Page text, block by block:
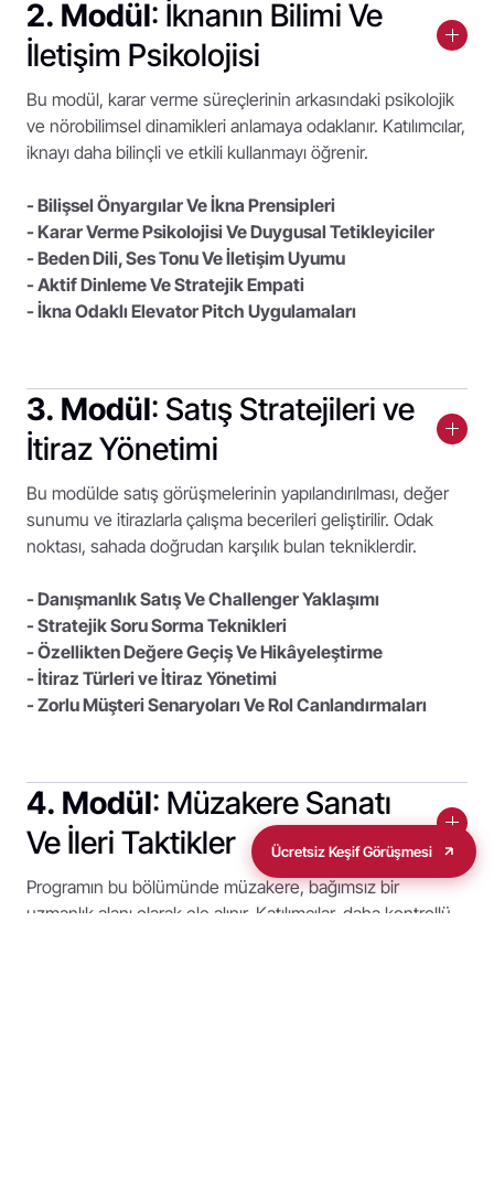
2. Modül: İknanın Bilimi Ve
İletişim Psikolojisi
Bu modül, karar verme süreçlerinin arkasındaki psikolojik
ve nörobilimsel dinamikleri anlamaya odaklanır. Katılımcılar,
iknayı daha bilinçli ve etkili kullanmayı öğrenir.
- Bilişsel Önyargılar Ve İkna Prensipleri
- Karar Verme Psikolojisi Ve Duygusal Tetikleyiciler
- Beden Dili, Ses Tonu Ve İletişim Uyumu
- Aktif Dinleme Ve Stratejik Empati
- İkna Odaklı Elevator Pitch Uygulamaları
3. Modül: Satış Stratejileri ve
İtiraz Yönetimi
Bu modülde satış görüşmelerinin yapılandırılması, değer
sunumu ve itirazlarla çalışma becerileri geliştirilir. Odak
noktası, sahada doğrudan karşılık bulan tekniklerdir.
- Danışmanlık Satış Ve Challenger Yaklaşımı
- Stratejik Soru Sorma Teknikleri
- Özellikten Değere Geçiş Ve Hikâyeleştirme
- İtiraz Türleri ve İtiraz Yönetimi
- Zorlu Müşteri Senaryoları Ve Rol Canlandırmaları
4. Modül: Müzakere Sanatı
Ve İleri Taktikler
Programın bu bölümünde müzakere, bağımsız bir
uzmanlık alanı olarak ele alınır. Katılımcılar, daha kontrollü
Ücretsiz Keşif Görüşmesi